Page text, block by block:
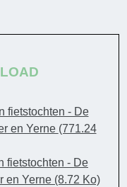
fietstochten - De
en Yerne (771.24
fietstochten - De
en Yerne (8.72 Ko)